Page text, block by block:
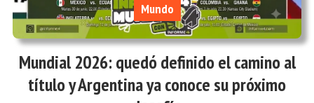
Mundial 2026: quedó definido el camino al
título y Argentina ya conoce su próximo
Mundo